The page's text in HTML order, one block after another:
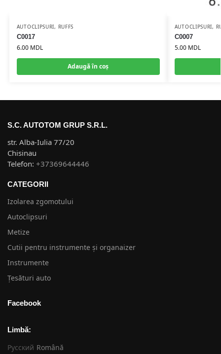
AUTOCLIPSURI, RUFFS
C0017
6.00 MDL
Adaugă în coș
AUTOCLIPSURI,
C0007
5.00 MDL
S.C. AUTOTOM GRUP S.R.L.
str. Alba-Iulia 77/20
Chisinau
Telefon: +37369644446
CATEGORII
Izolarea zgomotului
Autoclipsuri
Metize
Cutii pentru instrumente și organaizer
Instrumente
Țesături auto
Facebook
Limbă:
Русский Română